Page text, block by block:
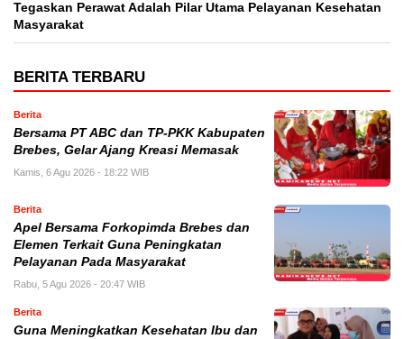
Tegaskan Perawat Adalah Pilar Utama Pelayanan Kesehatan
Masyarakat
BERITA TERBARU
Berita
Bersama PT ABC dan TP-PKK Kabupaten
Brebes, Gelar Ajang Kreasi Memasak
Kamis, 6 Agu 2026 - 18:22 WIB
Berita
Apel Bersama Forkopimda Brebes dan
Elemen Terkait Guna Peningkatan
Pelayanan Pada Masyarakat
Rabu, 5 Agu 2026 - 20:47 WIB
Berita
Guna Meningkatkan Kesehatan Ibu dan